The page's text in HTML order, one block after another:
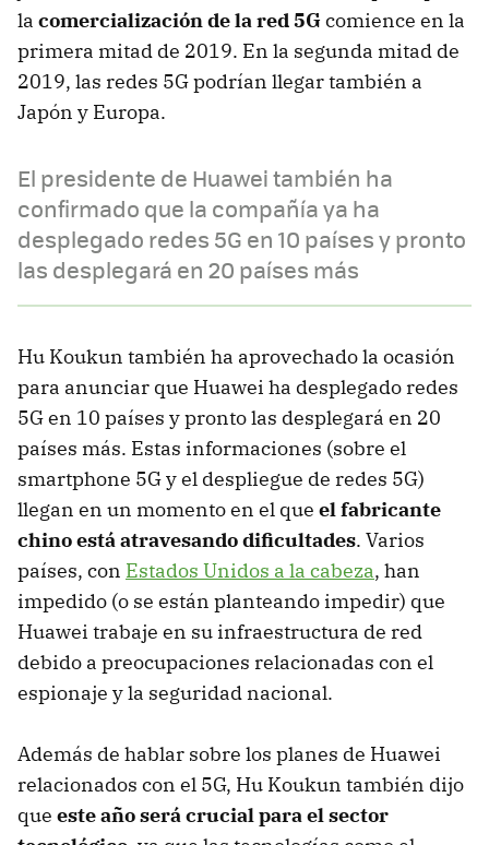
la comercialización de la red 5Gcomience en la
primera mitad de 2019. En la segunda mitad de
2019, las redes 5G podrían llegar también a
Japón y Europa.
El presidente de Huawei también ha
confirmado que la compañía ya ha
desplegado redes 5G en 10 países y pronto
las desplegará en 20 países más
Hu Koukun también ha aprovechado la ocasión
para anunciar que Huawei ha desplegado redes
5G en 10 países y pronto las desplegará en 20
países más. Estas informaciones (sobre el
smartphone 5G y el despliegue de redes 5G)
llegan en un momento en el que el fabricante
chino está atravesando dificultades. Varios
países, con Estados Unidos a la cabeza, han
impedido (o se están planteando impedir) que
Huawei trabaje en su infraestructura de red
debido a preocupaciones relacionadas con el
espionaje y la seguridad nacional.
Además de hablar sobre los planes de Huawei
relacionados con el 5G, Hu Koukun también dijo
que este año será crucial para el sector